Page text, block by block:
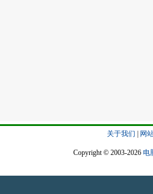
关于我们 网
Copyright © 2003-2026 电